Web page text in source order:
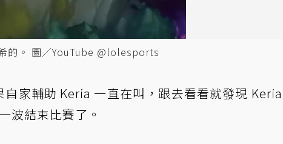
的。 圖／YouTube @lolesports
家輔助 Keria 一直在叫，跟去看看就發現
波結束比賽了。